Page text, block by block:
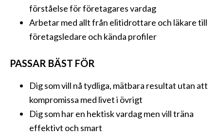
förståelse för företagares vardag
Arbetar med allt från elitidrottare och läkare till
företagsledare och kända profiler
PASSAR BÄST FÖR
Dig som vill nå tydliga, mätbara resultat utan att
kompromissa med livet i övrigt
Dig som har en hektisk vardag men vill träna
effektivt och smart